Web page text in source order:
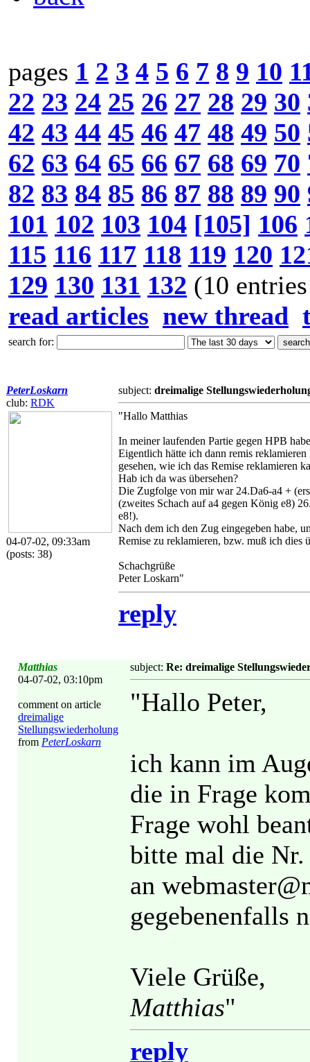
pages 1 2 3 4 5 6 7 8 9 10
22 23 24 25 26 27 28 29 30
42 43 44 45 46 47 48 49 50
62 63 64 65 66 67 68 69 70
82 83 84 85 86 87 88 89 90
101 102 103 104 [105] 106
115 116 117 118 119 120
129 130 131 132 (10
read articles new thread
search for:
PeterLoskarn
club: RDK
04-07-02, 09:33am
(posts: 38)
subject: dreimalige
"Hallo Matthias
In meiner laufenden Partie gegen HPB
Eigentlich hätte ich dann remis
gesehen, wie ich das Remise reklamieren
Hab ich da was übersehen?
Die Zugfolge von mir war 24.Da6-a4 +
(zweites Schach auf a4 gegen König e8)
e8!).
Nach dem ich den Zug eingegeben habe,
Remise zu reklamieren, bzw. muß ich dies
Schachgrüße
Peter Loskarn"
reply
Matthias
04-07-02, 03:10pm
comment on article
dreimalige
Stellungswiederholung
from PeterLoskarn
subject: Re: dreimalige
"Hallo Peter,
ich kann im
die in Frage
Frage wohl
bitte mal die
an
gegebenenfalls
Viele Grüße,
Matthias"
reply